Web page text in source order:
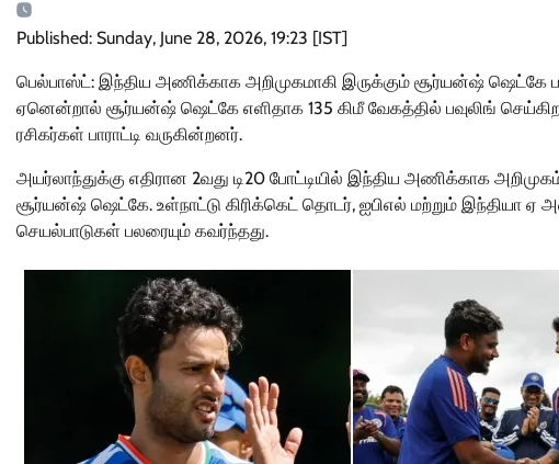
Published: Sunday, June 28, 2026, 19:23 [IST]
பெல்பாஸ்ட்: இந்திய அணிக்காக அறிமுகமாகி இருக்கும் சூர்யன்ஷ் ஷெட்கே
ஏனென்றால் சூர்யன்ஷ் ஷெட்கே எளிதாக 135 கிமீ வேகத்தில் பவுலிங்
ரசிகர்கள் பாராட்டி வருகின்றனர்.
அயர்லாந்துக்கு எதிரான 2வது டி20 போட்டியில் இந்திய அணிக்காக
சூர்யன்ஷ் ஷெட்கே. உள்நாட்டு கிரிக்கெட் தொடர், ஐபிஎல் மற்றும் இந்தியா
செயல்பாடுகள் பலரையும் கவர்ந்தது.